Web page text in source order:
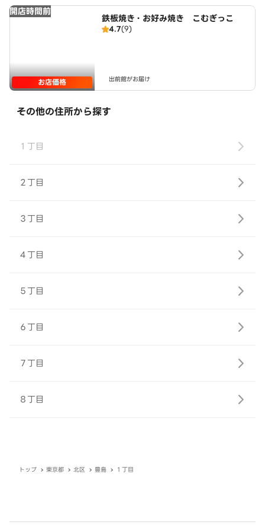
開店時間前
お店価格
鉄板焼き・お好み焼き こむぎっこ
4.7(9)
出前館がお届け
その他の住所から探す
１丁目
２丁目
３丁目
４丁目
５丁目
６丁目
７丁目
８丁目
トップ 東京都 北区 豊島 １丁目